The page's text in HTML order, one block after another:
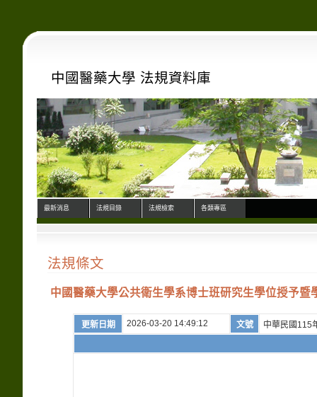
中國醫藥大學 法規資料庫
最新消息 法規目錄 法規檢索 各類專區
法規條文
中國醫藥大學公共衛生學系博士班研究生學位授予暨
更新日期 2026-03-20 14:49:12 文號 中華民國115